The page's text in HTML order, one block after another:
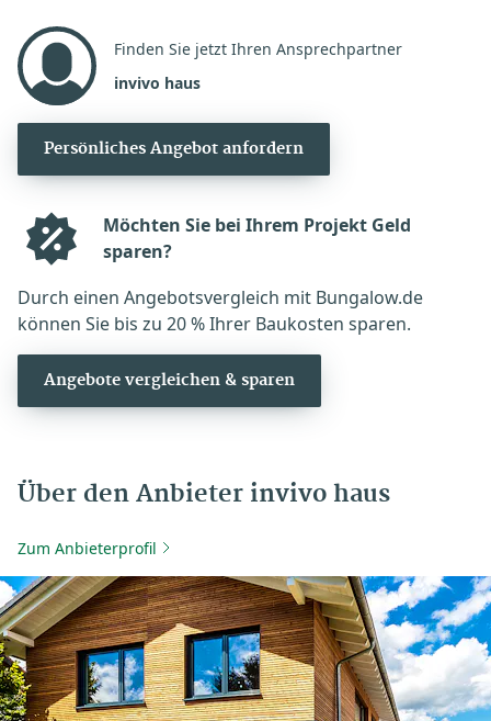
Finden Sie jetzt Ihren Ansprechpartner
invivo haus
Persönliches Angebot anfordern
Möchten Sie bei Ihrem Projekt Geld
sparen?
Durch einen Angebotsvergleich mit Bungalow.de
können Sie bis zu 20 % Ihrer Baukosten sparen.
Angebote vergleichen & sparen
Über den Anbieter invivo haus
Zum Anbieterprofil